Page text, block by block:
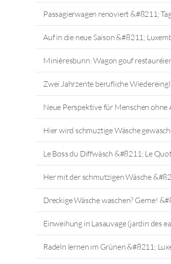
Passagierwagen renoviert &#8211;
Auf in die neue Saison &#8211;
Minièresbunn: Wagon gouf
Zwei Jahrzente berufliche
Neue Perspektive für Menschen
Hier wird schmuztige Wäsche
Le Boss du Diffwäsch &#8211; Le
Her mit der schmutzigen Wäsche
Dreckige Wäsche waschen? Gerne!
Einweihung in Lasauvage (jardin des
Radeln lernen im Grünen &#8211;